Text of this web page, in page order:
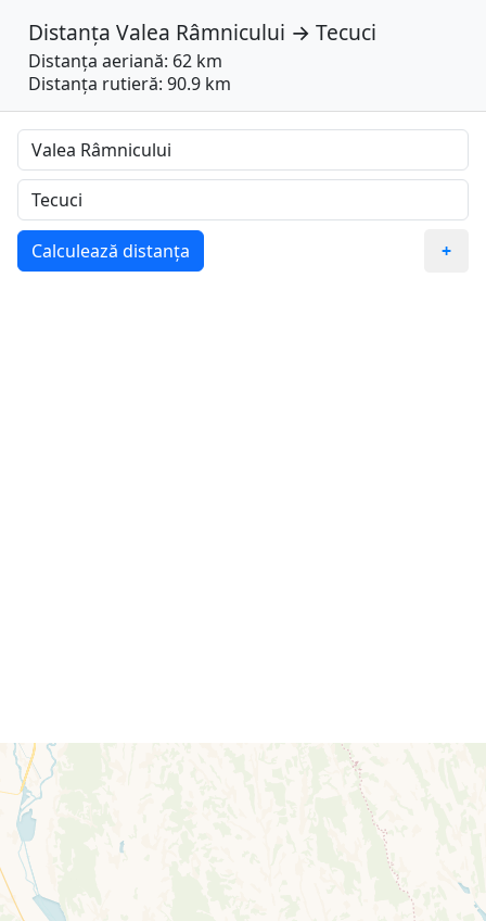
Distanța Valea Râmnicului → Tecuci
Distanța aeriană: 62 km
Distanța rutieră: 90.9 km
Calculează distanța +